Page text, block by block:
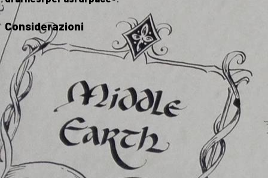
Considerazioni